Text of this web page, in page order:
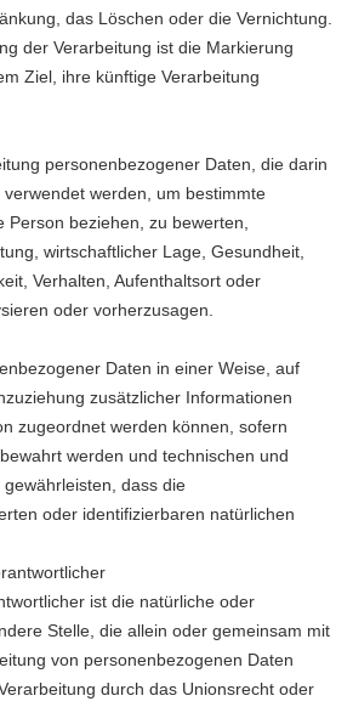
das Löschen oder die Vernichtung.
der Verarbeitung ist die Markierung
Ziel, ihre künftige Verarbeitung
personenbezogener Daten, die darin
werden, um bestimmte
beziehen, zu bewerten,
wirtschaftlicher Lage, Gesundheit,
Verhalten, Aufenthaltsort oder
oder vorherzusagen.
Daten in einer Weise, auf
zusätzlicher Informationen
zugeordnet werden können, sofern
werden und technischen und
dass die
oder identifizierbaren natürlichen
ist die natürliche oder
Stelle, die allein oder gemeinsam mit
von personenbezogenen Daten
durch das Unionsrecht oder